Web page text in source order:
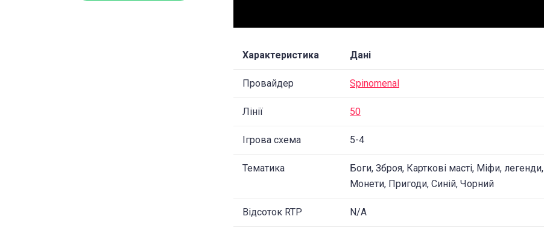
Характеристика Дані
Провайдер Spinomenal
Лінії 50
Ігрова схема 5-4
Тематика
Боги, Зброя, Карткові масті, Міфи, легенди,
Монети, Пригоди, Синій, Чорний
Відсоток RTP N/A